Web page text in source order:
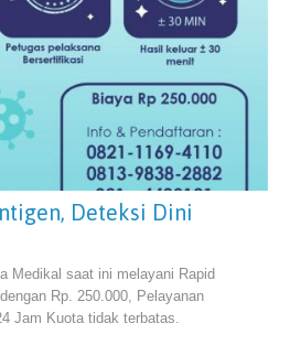
Deteksi Dini
Medikal saat ini melayani Rapid
Rp. 250.000, Pelayanan
Jam Kuota tidak terbatas.